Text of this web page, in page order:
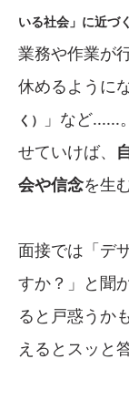
いる社会」に近づ
業務や作業が
休めるように
く）
」など......
せていけば、
会や信念を生
面接では「デ
すか？」と聞
ると戸惑うか
えるとスッと